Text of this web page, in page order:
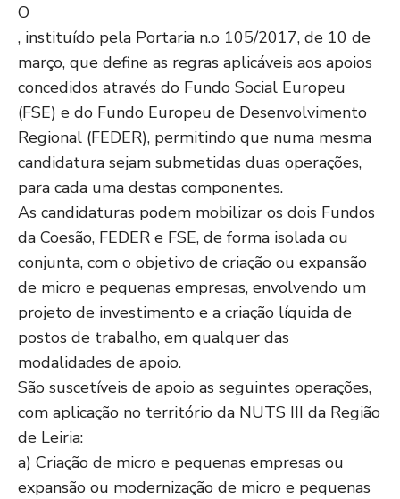
O
, instituído pela Portaria n.o 105/2017, de 10 de
março, que define as regras aplicáveis aos apoios
concedidos através do Fundo Social Europeu
(FSE) e do Fundo Europeu de Desenvolvimento
Regional (FEDER), permitindo que numa mesma
candidatura sejam submetidas duas operações,
para cada uma destas componentes.
As candidaturas podem mobilizar os dois Fundos
da Coesão, FEDER e FSE, de forma isolada ou
conjunta, com o objetivo de criação ou expansão
de micro e pequenas empresas, envolvendo um
projeto de investimento e a criação líquida de
postos de trabalho, em qualquer das
modalidades de apoio.
São suscetíveis de apoio as seguintes operações,
com aplicação no território da NUTS III da Região
de Leiria:
a) Criação de micro e pequenas empresas ou
expansão ou modernização de micro e pequenas